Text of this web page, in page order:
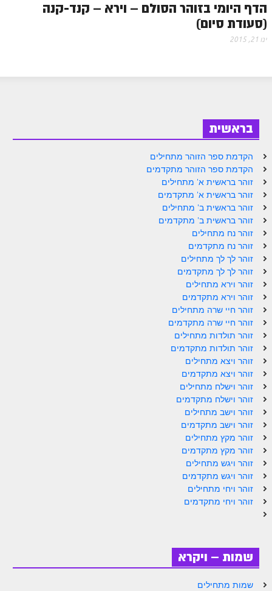
ספר הזוהר – ויקרא
ספר הזוהר הקדוש זוהר ויקרא השקפה
פרשת שמיני מתחילים
פרשת שמיני מתקדמים
ספר הזוהר פרשת תזריע למתחילים
ספר הזוהר פרשת תזריע למתקדמים
זוהר מצורע מתחילים
זוהר מצורע למתקדמים
זוהר אחרי מות למתחילים
זוהר אחרי מות למתקדמים
הזוהר הקדוש – קדושים למתחילים
הזוהר הקדוש – קדושים למתקדמים
ספר הזוהר אמור השקפה
ספר הזוהר אמור מתקדמים
הזוהר הקדוש פרשת בהר למתחילים
הזוהר הקדוש פרשת בהר – מתקדמים
זוהר הקדוש בחוקותי למתקדמים
ספר הזוהר – במדבר
זוהר במדבר מתחילים
זוהר נשא למתחילים
זוהר נשא למתקדמים
הדף היומי בזוהר הסולם – וירא – קנד-קנה
(סעודת סיום)
ינו 21, 2015
בראשית
הקדמת ספר הזוהר מתחילים
הקדמת ספר הזוהר מתקדמים
זוהר בראשית א' מתחילים
זוהר בראשית א' מתקדמים
זוהר בראשית ב' מתחילים
זוהר בראשית ב' מתקדמים
זוהר נח מתחילים
זוהר נח מתקדמים
זוהר לך לך מתחילים
זוהר לך לך מתקדמים
זוהר וירא מתחילים
זוהר וירא מתקדמים
זוהר חיי שרה מתחילים
זוהר חיי שרה מתקדמים
זוהר תולדות מתחילים
זוהר תולדות מתקדמים
זוהר ויצא מתחילים
זוהר ויצא מתקדמים
זוהר וישלח מתחילים
זוהר וישלח מתקדמים
זוהר וישב מתחילים
זוהר וישב מתקדמים
זוהר מקץ מתחילים
זוהר מקץ מתקדמים
זוהר ויגש מתחילים
זוהר ויגש מתקדמים
זוהר ויחי מתחילים
זוהר ויחי מתקדמים
שמות – ויקרא
שמות מתחילים